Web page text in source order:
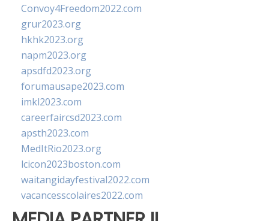
Convoy4Freedom2022.com
grur2023.org
hkhk2023.org
napm2023.org
apsdfd2023.org
forumausape2023.com
imkl2023.com
careerfaircsd2023.com
apsth2023.com
MedItRio2023.org
lcicon2023boston.com
waitangidayfestival2022.com
vacancesscolaires2022.com